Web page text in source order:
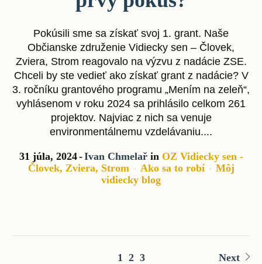
Pokúsili sme sa získať svoj 1. grant. Naše
Občianske združenie Vidiecky sen – Človek,
Zviera, Strom reagovalo na výzvu z nadácie ZSE.
Chceli by ste vedieť ako získať grant z nadácie? V
3. ročníku grantového programu „Mením na zeleň“,
vyhlásenom v roku 2024 sa prihlásilo celkom 261
projektov. Najviac z nich sa venuje
environmentálnemu vzdelávaniu....
31 júla, 2024 Ivan Chmelařin OZ Vidiecky sen -
Človek, Zviera, Strom
Ako sa to robí
Môj
vidiecky blog
1 2 3 Next